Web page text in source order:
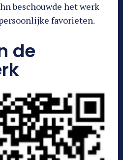
beschouwde het werk
favorieten.
de